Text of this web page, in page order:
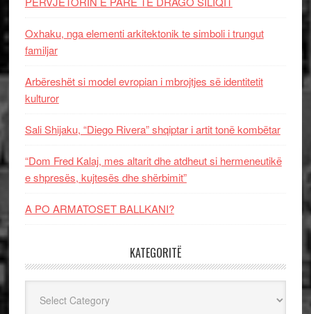
Oxhaku, nga elementi arkitektonik te simboli i trungut
familjar
Arbëreshët si model evropian i mbrojtjes së identitetit
kulturor
Sali Shijaku, “Diego Rivera” shqiptar i artit tonë kombëtar
“Dom Fred Kalaj, mes altarit dhe atdheut si hermeneutikë
e shpresës, kujtesës dhe shërbimit”
A PO ARMATOSET BALLKANI?
KATEGORITË